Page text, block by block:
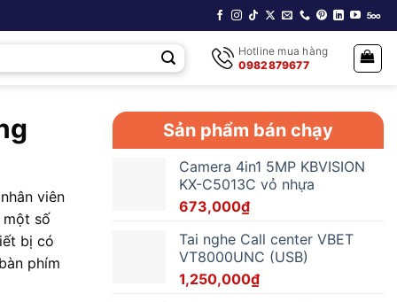
Hotline mua hàng
0982879677
viên
một số
bị có
phím
Sản phẩm bán chạy
Camera 4in1 5MP KBVISION
KX-C5013C vỏ nhựa
673,000₫
Tai nghe Call center VBET
VT8000UNC (USB)
1,250,000₫